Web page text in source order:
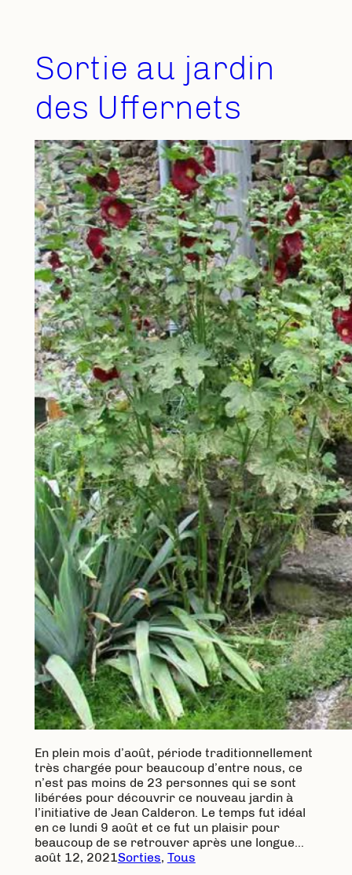
Sortie au jardin
des Uffernets
En plein mois d’août, période traditionnellement
très chargée pour beaucoup d’entre nous, ce
n’est pas moins de 23 personnes qui se sont
libérées pour découvrir ce nouveau jardin à
l’initiative de Jean Calderon. Le temps fut idéal
en ce lundi 9 août et ce fut un plaisir pour
beaucoup de se retrouver après une longue…
août 12, 2021Sorties, Tous